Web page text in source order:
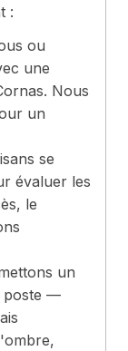
:
ou
une
Nous
un
se
évaluer les
le
un
poste —